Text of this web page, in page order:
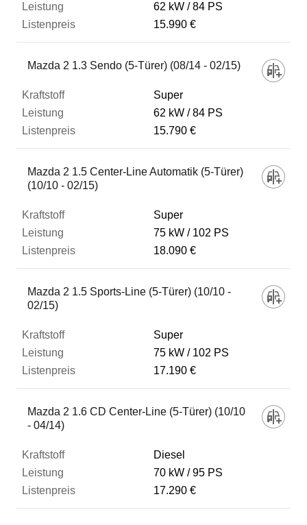
62 kW
84 PS
15.990 €
Mazda 2 1.3 Sendo (5-Türer) (08/14 - 02/15)
Super
62 kW
84 PS
15.790 €
Mazda 2 1.5 Center-Line Automatik (5-Türer)
(10/10 - 02/15)
Super
75 kW
102 PS
18.090 €
Mazda 2 1.5 Sports-Line (5-Türer) (10/10 -
02/15)
Super
75 kW
102 PS
17.190 €
Mazda 2 1.6 CD Center-Line (5-Türer) (10/10
- 04/14)
Diesel
70 kW
95 PS
17.290 €